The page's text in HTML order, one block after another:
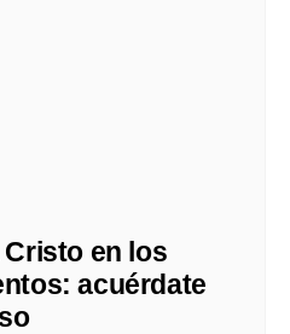
en los
acuérdate